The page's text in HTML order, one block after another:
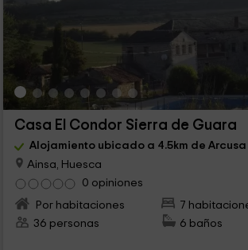
Casa El Condor Sierra de Guara
Alojamiento ubicado a 4.5km de Arcusa
Ainsa, Huesca
0 opiniones
Por habitaciones
7
36 personas
6 baños